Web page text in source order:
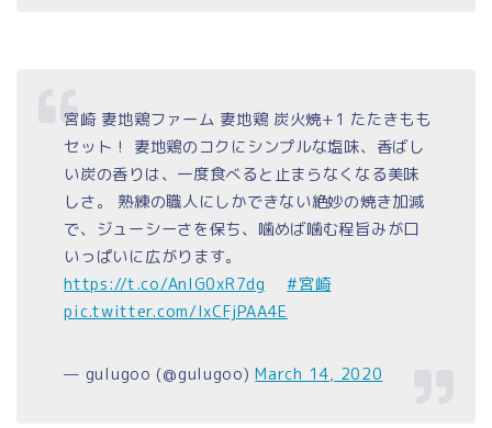
宮崎 妻地鶏ファーム 妻地鶏 炭火焼+1 たたきもも
セット！ 妻地鶏のコクにシンプルな塩味、香ばし
い炭の香りは、一度食べると止まらなくなる美味
しさ。 熟練の職人にしかできない絶妙の焼き加減
で、ジューシーさを保ち、噛めば噛む程旨みが口
いっぱいに広がります。
https://t.co/AnlG0xR7dg
#宮崎
pic.twitter.com/lxCFjPAA4E
— gulugoo (@gulugoo)March 14, 2020